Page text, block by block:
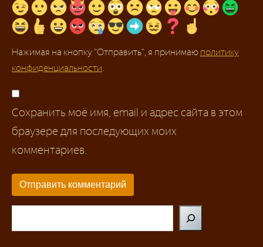
Нажимая на кнопку "Отправить", я принимаю политику
конфиденциальности.
Сохранить моё имя, email и адрес сайта в этом
браузере для последующих моих
комментариев.